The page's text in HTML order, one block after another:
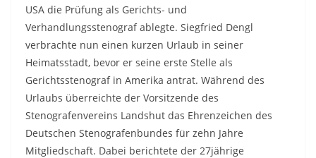
USA die Prüfung als Gerichts- und
Verhandlungsstenograf ablegte. Siegfried Dengl
verbrachte nun einen kurzen Urlaub in seiner
Heimatsstadt, bevor er seine erste Stelle als
Gerichtsstenograf in Amerika antrat. Während des
Urlaubs überreichte der Vorsitzende des
Stenografenvereins Landshut das Ehrenzeichen des
Deutschen Stenografenbundes für zehn Jahre
Mitgliedschaft. Dabei berichtete der 27jährige